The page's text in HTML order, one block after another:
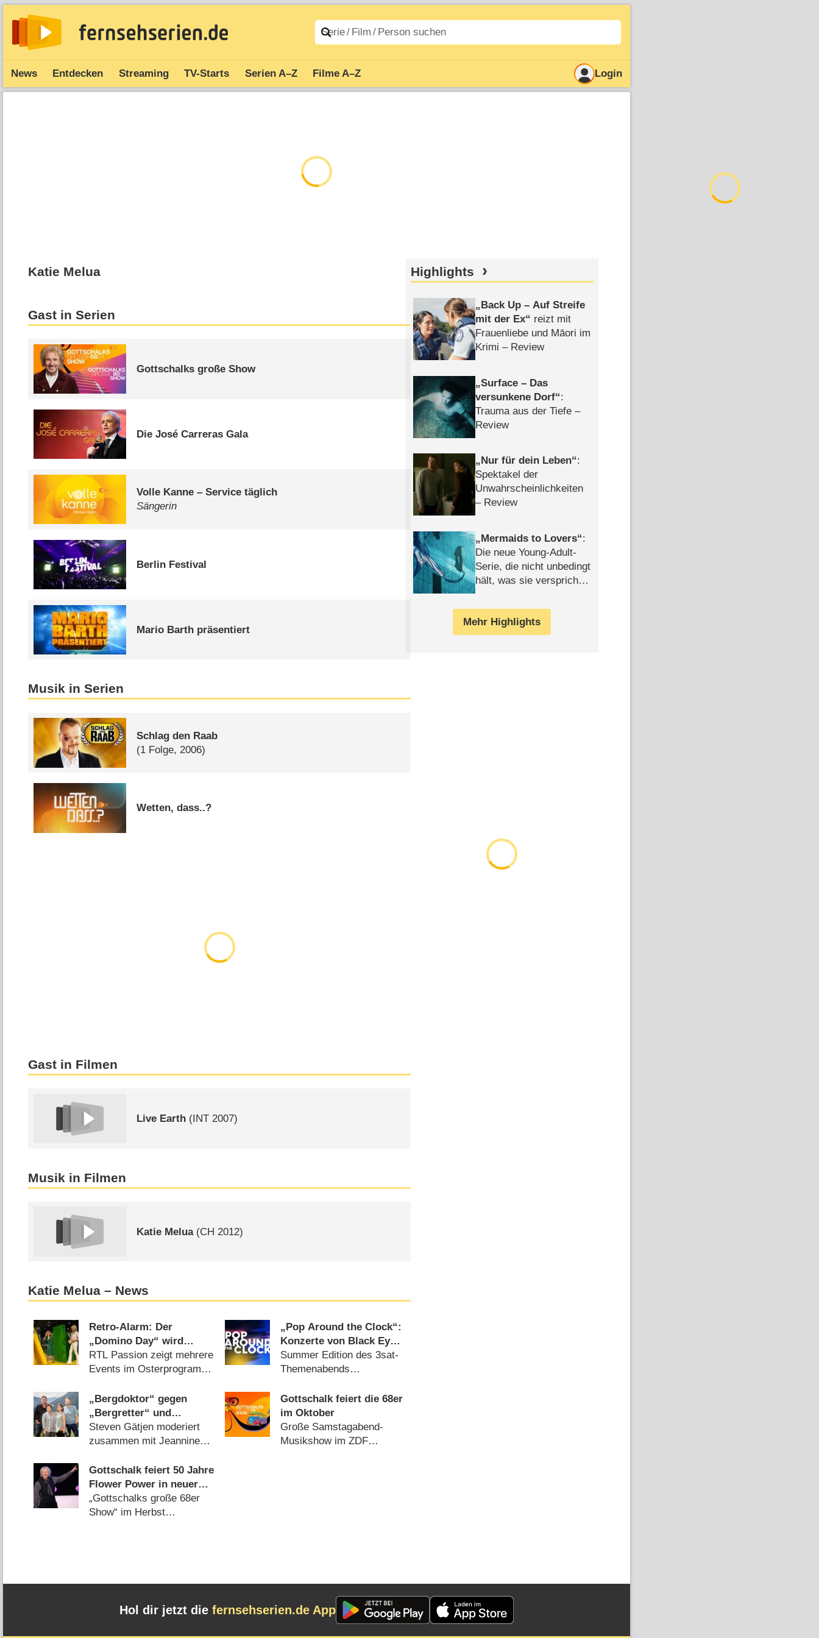
News Entdecken Streaming TV-Starts Serien A–Z Filme A–Z Login
Katie Melua
Gast in Serien
Gottschalks große Show
Die José Carreras Gala
Volle Kanne – Service täglich
Sängerin
Berlin Festival
Mario Barth präsentiert
Musik in Serien
Schlag den Raab
(1 Folge, 2006)
Wetten, dass..?
Gast in Filmen
Live Earth (INT 2007)
Musik in Filmen
Katie Melua(CH 2012)
Katie Melua – News
Retro-Alarm: Der
„Domino Day“ wird
wiederholt!
RTL Passion zeigt mehrere
Events im Osterprogramm
„Pop Around the Clock“:
Konzerte von Black Eyed
Peas bis Kings of Leon
Summer Edition des 3sat-
Themenabends
„Bergdoktor“ gegen
„Bergretter“ und
„Rosenheim-Cops“: Wer
gewinnt die Goldene
Steven Gätjen moderiert
zusammen mit Jeannine
Gottschalk feiert die 68er
im Oktober
Große Samstagabend-
Musikshow im ZDF
Gottschalk feiert 50 Jahre
Flower Power in neuer
ZDF-Samstagabendshow
„Gottschalks große 68er
Show“ im Herbst
Highlights
Back Up – Auf Streife
mit der Ex
reizt mit
Frauenliebe und Māori im
Krimi – Review
Surface – Das
versunkene Dorf :
Trauma aus der Tiefe –
Review
Nur für dein Leben :
Spektakel der
Unwahrscheinlichkeiten
– Review
Mermaids to Lovers :
Die neue Young-Adult-
Serie, die nicht unbedingt
hält, was sie verspricht –
Mehr Highlights
Hol dir jetzt die fernsehserien.de App